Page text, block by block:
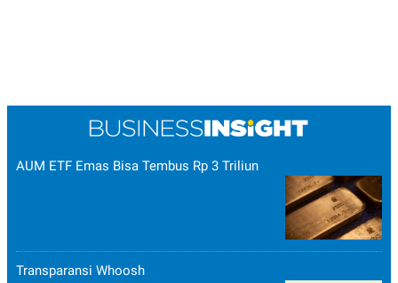
AUM ETF Emas Bisa Tembus Rp 3 Triliun
Transparansi Whoosh